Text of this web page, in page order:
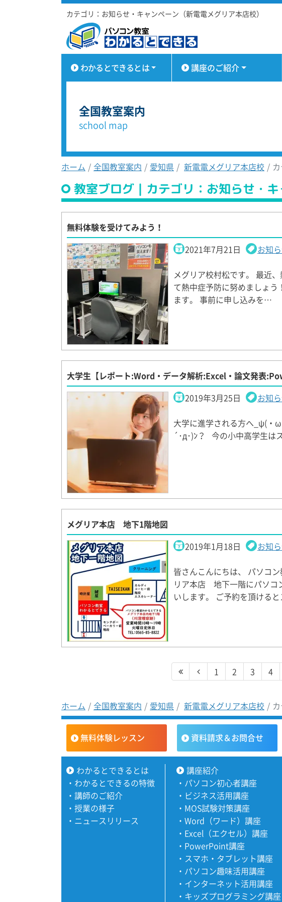
カテゴリ：お知らせ・キャンペーン（新電電メグリア本店校）
わかるとできるとは 講座のご紹介
全国教室案内
school map
ホーム 全国教室案内 愛知県 新電電メグリア本店校
教室ブログ｜カテゴリ：お知らせ・
無料体験を受けてみよう！
2021年7月21日
お知
メグリア校村松です。 最近
て熱中症予防に努めましょ
ます。 事前に申し込みを…
大学生【レポート:Word・データ解析:Excel・論文発表
2019年3月25日
お知
大学に進学される方へ_ψ(・
´･д･)ﾝ？ 今の小中高学生は
メグリア本店 地下1階地図
2019年1月18日
お知
皆さんこんにちは、 パソコ
リア本店 地下一階にパソコ
いします。 ご予約を頂ける
1 2 3 4
ホーム 全国教室案内 愛知県 新電電メグリア本店校
無料体験レッスン 資料請求＆お問合せ
わかるとできるとは
・ わかるとできるの特徴
・ 講師のご紹介
・ 授業の様子
・ ニュースリリース
講座紹介
・ パソコン初心者講座
・ ビジネス活用講座
・ MOS試験対策講座
・ Word（ワード）講座
・ Excel（エクセル）講座
・ PowerPoint講座
・ スマホ・タブレット講座
・ パソコン趣味活用講座
・ インターネット活用講座
・ キッズプログラミング講座